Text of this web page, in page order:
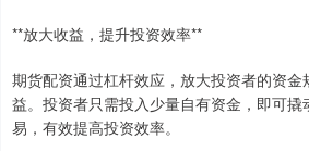
**放大收益，提升投资效率**
期货配资通过杠杆效应，放大投资者的资金
益。投资者只需投入少量自有资金，即可
易，有效提高投资效率。